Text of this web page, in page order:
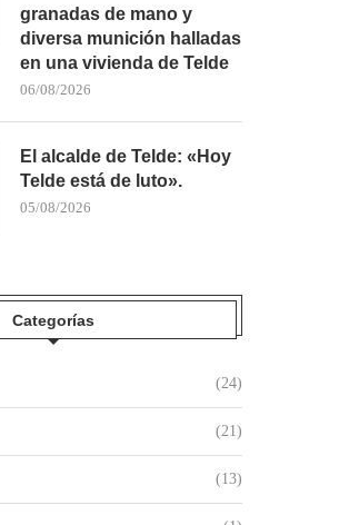
granadas de mano y
diversa munición halladas
en una vivienda de Telde
06/08/2026
El alcalde de Telde: «Hoy
Telde está de luto».
05/08/2026
Categorías
(24)
(21)
(13)